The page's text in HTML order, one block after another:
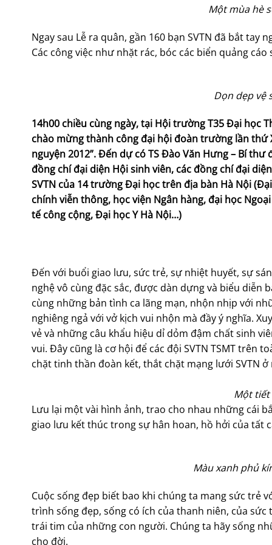
Một mùa hè
Ngay sau Lễ ra quân, gần 160 bạn SVTN đã bắt tay
Các công việc như nhặt rác, bóc các biển quảng
Dọn dẹp vệ
14h00 chiều cùng ngày, tại Hội trường T35 Đại học
chào mừng thành công đại hội đoàn trường lần thứ
nguyện 2012”. Đến dự có TS Đào Văn Hưng – Bí
đồng chí đại diện Hội sinh viên, các đồng chí đại
SVTN của 14 trường Đại học trên địa bàn Hà Nội
chính viễn thông, học viện Ngân hàng, đại học
tế công cộng, Đại học Y Hà Nội…)
Đến với buổi giao lưu, sức trẻ, sự nhiệt huyết, sự
nghệ vô cùng đặc sắc, được dàn dựng và biểu diễn
cùng những bản tình ca lãng mạn, nhộn nhịp với
nghiêng ngả với vở kịch vui nhộn mà đầy ý nghĩa.
vẻ và những câu khẩu hiệu dỉ dỏm đậm chất sinh
vui. Đây cũng là cơ hội để các đội SVTN TSMT trên
chặt tinh thần đoàn kết, thắt chặt mạng lưới SVTN
Một
Lưu lại một vài hình ảnh, trao cho nhau những cái
giao lưu kết thúc trong sự hân hoan, hồ hởi của tất
Màu xanh phủ
Cuộc sống đẹp biết bao khi chúng ta mang sức trẻ
trình sống đẹp, sống có ích của thanh niên, của
trái tim của những con người. Chúng ta hãy sống
cho đời.